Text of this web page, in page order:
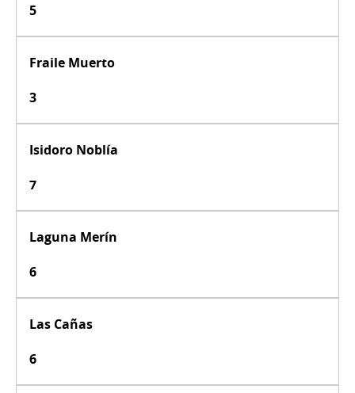
5
Fraile Muerto
3
Isidoro Noblía
7
Laguna Merín
6
Las Cañas
6